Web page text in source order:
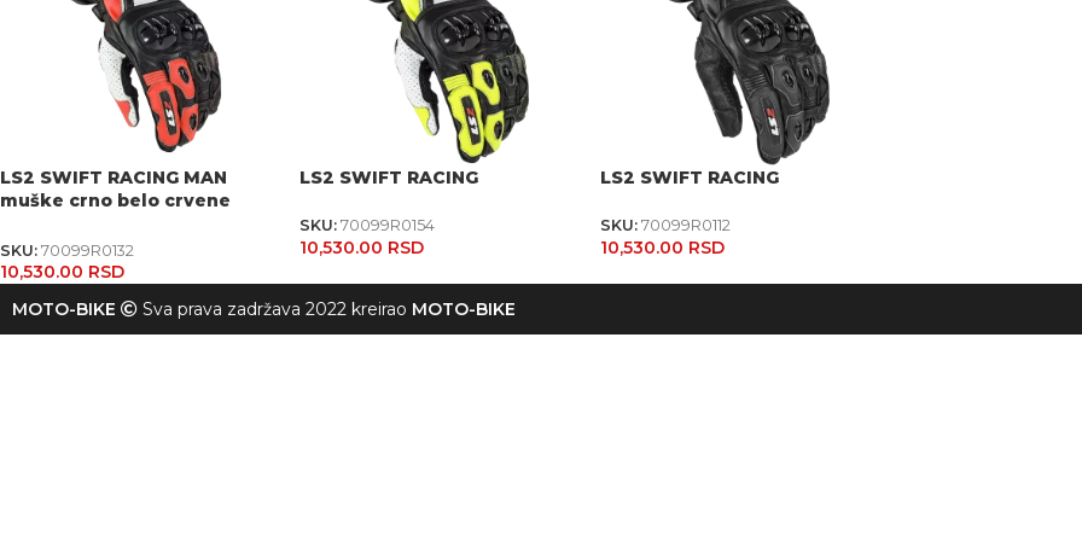
LS2 SWIFT RACING MAN
muške crno belo crvene
SKU: 70099R0132
10,530.00 RSD
LS2 SWIFT RACING
SKU:70099R0154
10,530.00 RSD
LS2 SWIFT RACING
SKU: 70099R0112
10,530.00 RSD
MOTO-BIKE Sva prava zadržava 2022 kreirao MOTO-BIKE